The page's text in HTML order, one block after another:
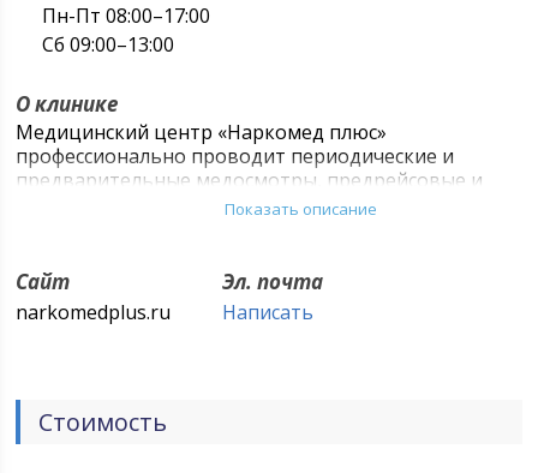
Пн-Пт 08:00–17:00
Сб 09:00–13:00
О клинике
Медицинский центр «Наркомед плюс»
профессионально проводит периодические и
предварительные медосмотры, предрейсовые и
послерейсовые осмотры водителей транспортных
работникам различных отраслей.
Медосмотр проводится врачебной медкомиссией, в
необходимые лабораторные исследования, УЗИ и
ЭКГ исследования.
Показать описание
Сайт
narkomedplus.ru
Эл. почта
Написать
Стоимость